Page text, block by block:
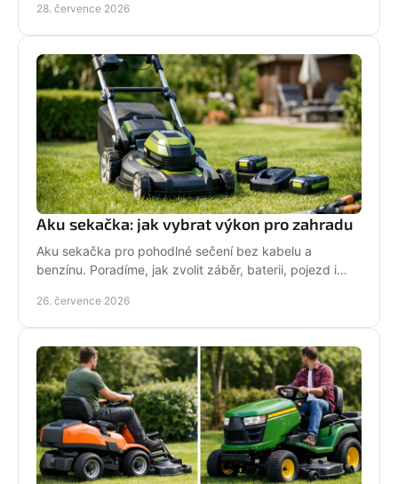
28. července 2026
Aku sekačka: jak vybrat výkon pro zahradu
Aku sekačka pro pohodlné sečení bez kabelu a
benzínu. Poradíme, jak zvolit záběr, baterii, pojezd i
26. července 2026